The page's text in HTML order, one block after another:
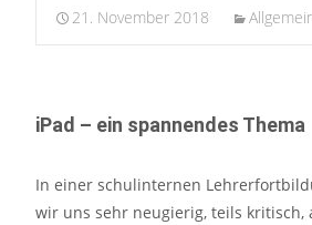
21. November 2018
iPad – ein spannendes Thema
In einer schulinternen
wir uns sehr neugierig, teils kritisch,